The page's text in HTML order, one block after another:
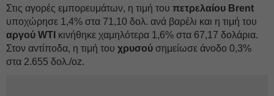
Στις αγορές εμπορευμάτων, η τιμή του πετρελαίου Brent
υποχώρησε 1,4% στα 71,10 δολ. ανά βαρέλι και η τιμή του
αργού WTI κινήθηκε χαμηλότερα 1,6% στα 67,17 δολάρια.
Στον αντίποδα, η τιμή του χρυσού σημείωσε άνοδο 0,3%
στα 2.655 δολ./oz.